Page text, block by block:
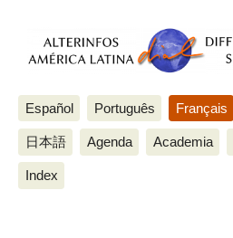
Español Português Français
日本語 Agenda Academia
Index